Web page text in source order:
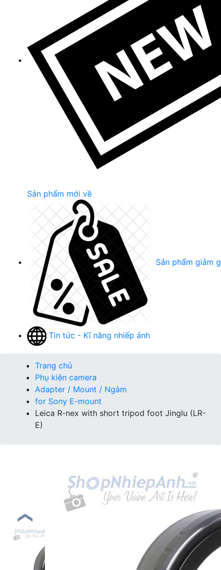
Sản phẩm mới về
Sản phẩm giảm
Tin tức - Kĩ năng nhiếp ảnh
Trang chủ
Phụ kiện camera
Adapter / Mount / Ngàm
for Sony E-mount
Leica R-nex with short tripod foot Jinglu (LR-
E)
❮